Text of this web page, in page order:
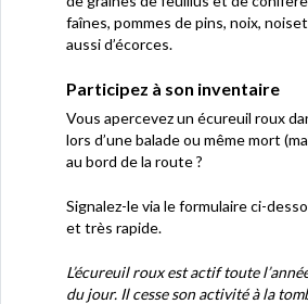
faînes, pommes de pins, noix,
aussi d’écorces.
Participez à son inventaire
Vous apercevez un écureuil roux
lors d’une balade ou même mort
au bord de la route ?
Signalez-le via le formulaire ci-
et très rapide.
L’écureuil roux est actif toute
du jour. Il cesse son activité à la